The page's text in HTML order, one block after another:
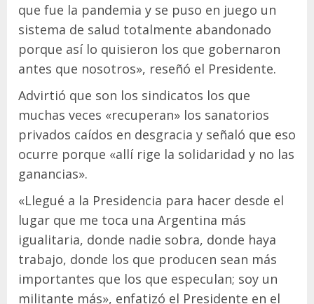
que fue la pandemia y se puso en juego un
sistema de salud totalmente abandonado
porque así lo quisieron los que gobernaron
antes que nosotros», reseñó el Presidente.
Advirtió que son los sindicatos los que
muchas veces «recuperan» los sanatorios
privados caídos en desgracia y señaló que eso
ocurre porque «allí rige la solidaridad y no las
ganancias».
«Llegué a la Presidencia para hacer desde el
lugar que me toca una Argentina más
igualitaria, donde nadie sobra, donde haya
trabajo, donde los que producen sean más
importantes que los que especulan; soy un
militante más», enfatizó el Presidente en el